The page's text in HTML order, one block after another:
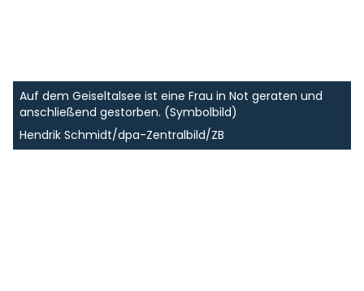
Auf dem Geiseltalsee ist eine Frau in Not geraten und
anschließend gestorben. (Symbolbild)
Hendrik Schmidt/dpa-Zentralbild/ZB